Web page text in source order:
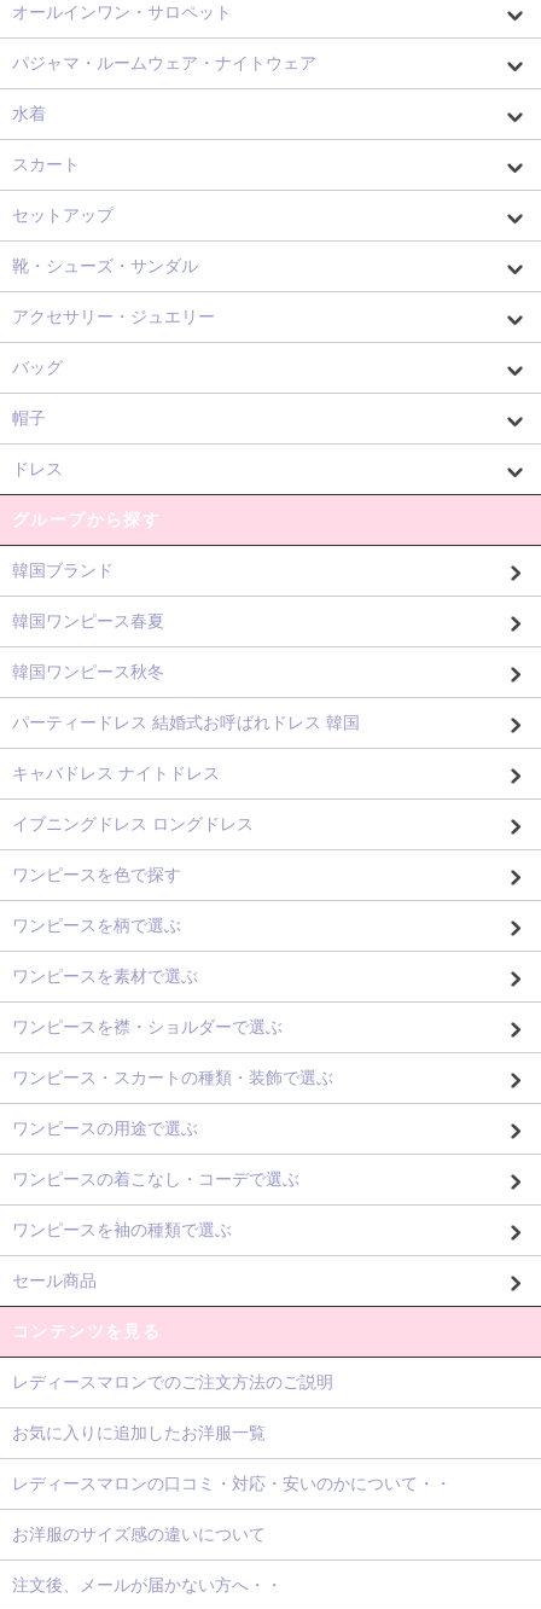
オールインワン・サロペット
パジャマ・ルームウェア・ナイトウェア
水着
スカート
セットアップ
靴・シューズ・サンダル
アクセサリー・ジュエリー
バッグ
帽子
ドレス
グループから探す
韓国ブランド
韓国ワンピース春夏
韓国ワンピース秋冬
パーティードレス 結婚式お呼ばれドレス 韓国
キャバドレス ナイトドレス
イブニングドレス ロングドレス
ワンピースを色で探す
ワンピースを柄で選ぶ
ワンピースを素材で選ぶ
ワンピースを襟・ショルダーで選ぶ
ワンピース・スカートの種類・装飾で選ぶ
ワンピースの用途で選ぶ
ワンピースの着こなし・コーデで選ぶ
ワンピースを袖の種類で選ぶ
セール商品
コンテンツを見る
レディースマロンでのご注文方法のご説明
お気に入りに追加したお洋服一覧
レディースマロンの口コミ・対応・安いのかについて・・
お洋服のサイズ感の違いについて
注文後、メールが届かない方へ・・